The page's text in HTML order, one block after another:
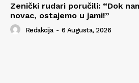
Zenički rudari poručili: “Dok
novac, ostajemo u jami!”
Redakcija - 6 Augusta, 2026